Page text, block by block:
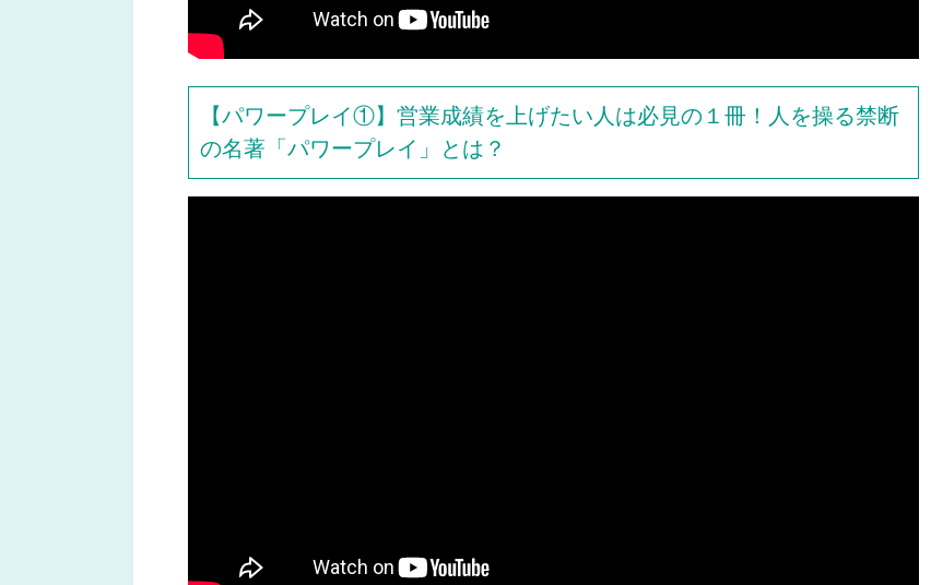
【パワープレイ①】営業成績を上げたい人は必見の１冊！人を操る禁断
の名著「パワープレイ」とは？